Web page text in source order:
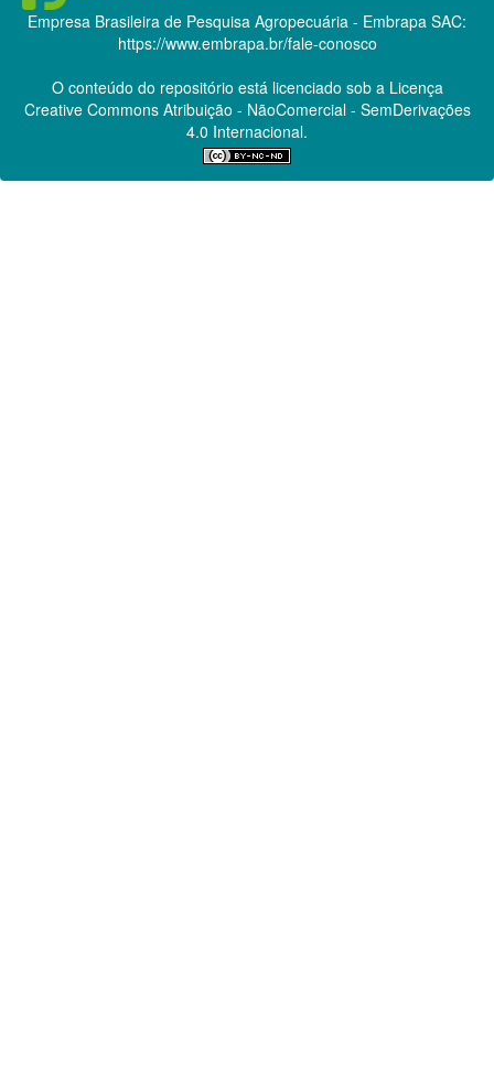
Empresa Brasileira de Pesquisa Agropecuária - Embrapa SAC:
https://www.embrapa.br/fale-conosco
O conteúdo do repositório está licenciado sob a Licença
Creative CommonsAtribuição - NãoComercial - SemDerivações
4.0 Internacional.